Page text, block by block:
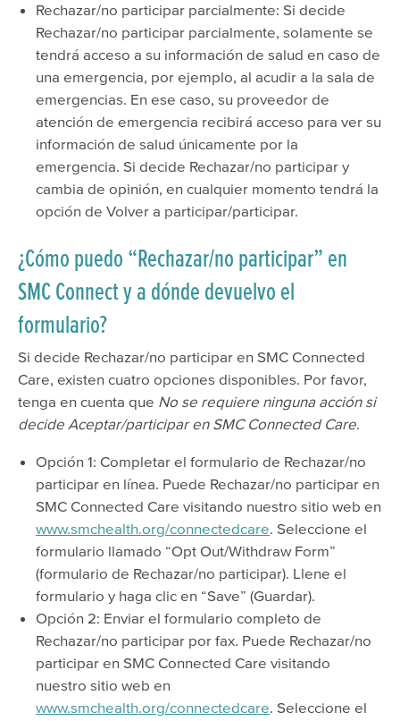
Rechazar/no participar parcialmente: Si decide
Rechazar/no participar parcialmente, solamente se
tendrá acceso a su información de salud en caso de
una emergencia, por ejemplo, al acudir a la sala de
emergencias. En ese caso, su proveedor de
atención de emergencia recibirá acceso para ver su
información de salud únicamente por la
emergencia. Si decide Rechazar/no participar y
cambia de opinión, en cualquier momento tendrá la
opción de Volver a participar/participar.
¿Cómo puedo “Rechazar/no participar” en
SMC Connect y a dónde devuelvo el
formulario?
Si decide Rechazar/no participar en SMC Connected
Care, existen cuatro opciones disponibles. Por favor,
tenga en cuenta que No se requiere ninguna acción si
decide Aceptar/participar en SMC Connected Care
Opción 1: Completar el formulario de Rechazar/no
participar en línea. Puede Rechazar/no participar en
SMC Connected Care visitando nuestro sitio web en
www.smchealth.org/connectedcare . Seleccione el
formulario llamado “Opt Out/Withdraw Form”
(formulario de Rechazar/no participar). Llene el
formulario y haga clic en “Save” (Guardar).
Opción 2: Enviar el formulario completo de
Rechazar/no participar por fax. Puede Rechazar/no
participar en SMC Connected Care visitando
nuestro sitio web en
www.smchealth.org/connectedcare . Seleccione el